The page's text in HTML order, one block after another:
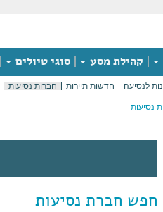
קהילת מסע סוגי טיולים
לנסיעה חדשות תיירות חברות נסיעות
נסיעות
חפש חברת נסיעות